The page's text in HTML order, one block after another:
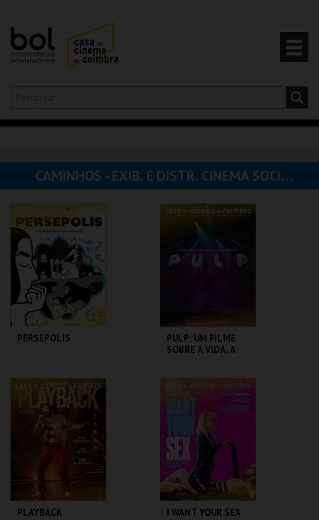
Olá,iniciar sessão
CARRINHO
EVENTOS
CARTÕES
PRODUTOS
CAMINHOS - EXIB. E DISTR. CINEMA SOCIEDADE UNIPESSOAL, LDA
PERSEPOLIS
CASA DO CINEMA
DE COIMBRA
MAIS INFO
COMPRAR
PULP: UM FILME
SOBRE A VIDA, A
CASA DO CINEMA
MAIS INFO
COMPRAR
PLAYBACK I WANT YOUR SEX